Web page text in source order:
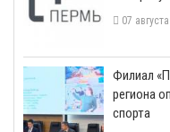
07
​Филиал
региона
спорта